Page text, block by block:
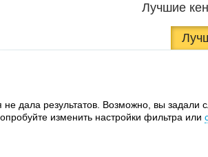
Лучшие
не дала результатов. Возможно, вы задали
изменить настройки фильтра или